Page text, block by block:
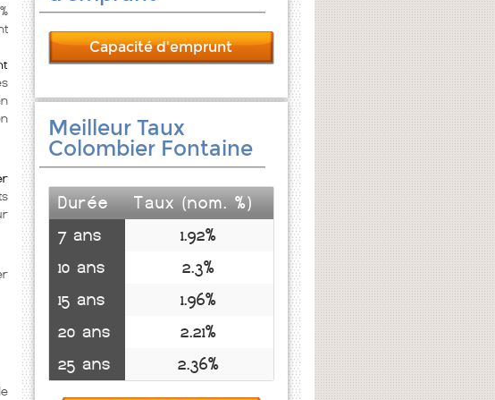
Capacité d'emprunt
Meilleur Taux
Colombier Fontaine
Durée
Taux (nom. %)
7 ans
1.92%
10 ans
2.3%
15 ans
1.96%
20 ans
2.21%
25 ans
2.36%